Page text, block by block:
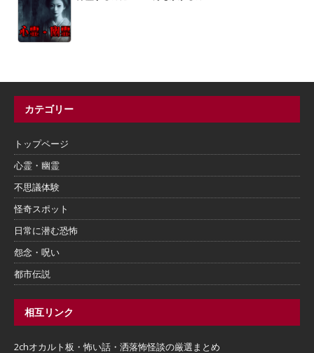
カテゴリー
トップページ
心霊・幽霊
不思議体験
怪奇スポット
日常に潜む恐怖
怨念・呪い
都市伝説
相互リンク
2chオカルト板・怖い話・洒落怖怪談の厳選まとめ